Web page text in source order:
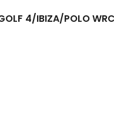
4/IBIZA/POLO